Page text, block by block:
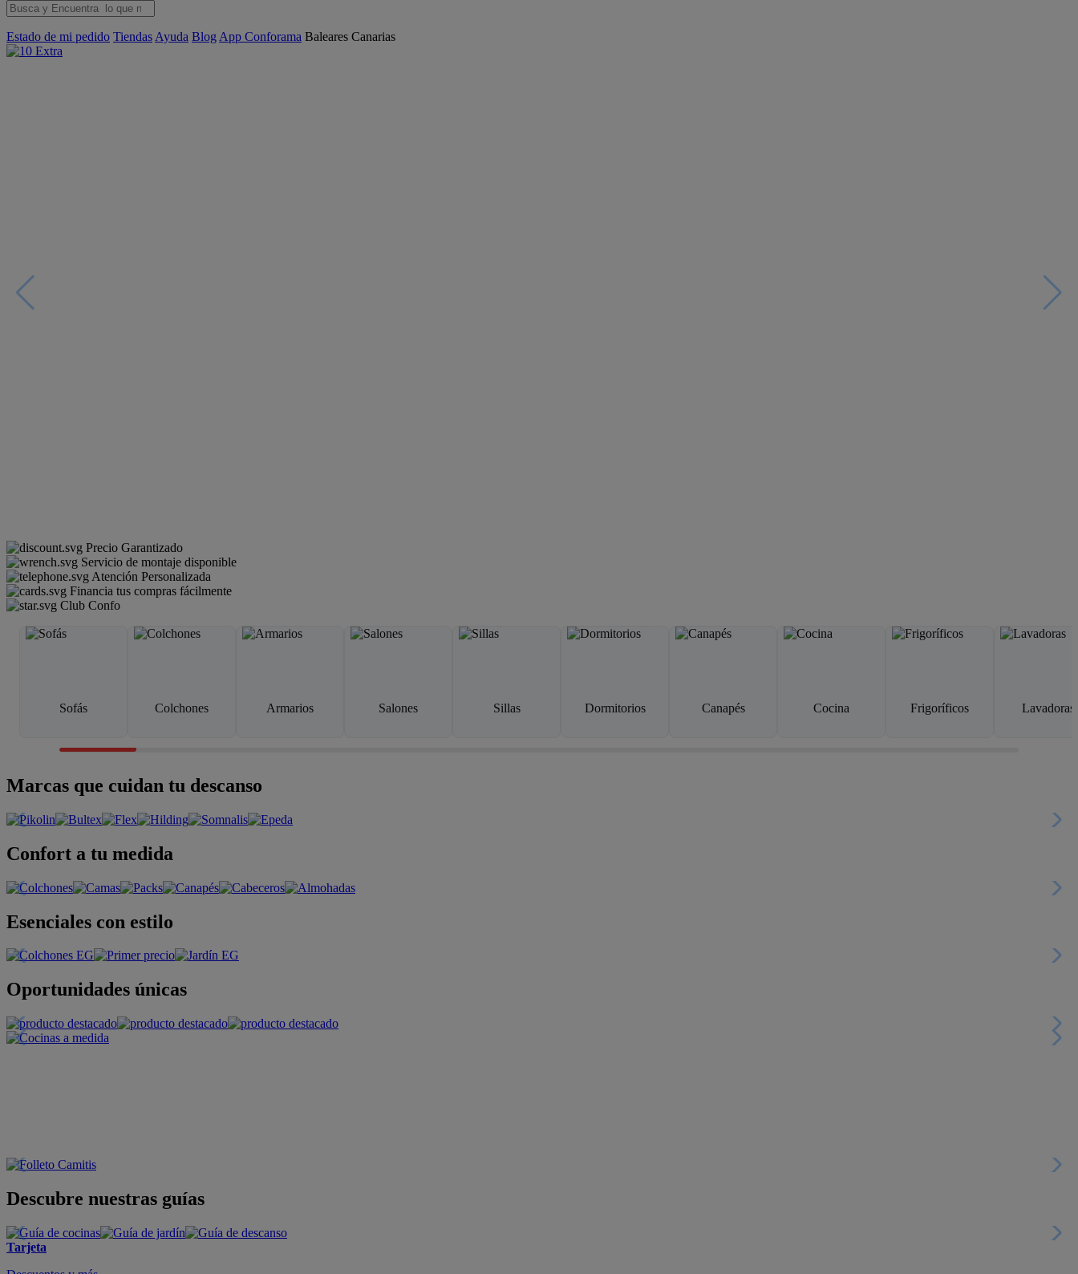
Estado de mi pedido Tiendas Ayuda Blog App Conforama Baleares Canarias
Precio Garantizado
Servicio de montaje disponible
Atención Personalizada
Financia tus compras fácilmente
Club Confo
Sofás Colchones Armarios Salones Sillas Dormitorios Canapés Cocina Frigoríficos Lavadoras
Marcas que cuidan tu descanso
Confort a tu medida
Esenciales con estilo
Oportunidades únicas
Descubre nuestras guías
Tarjeta